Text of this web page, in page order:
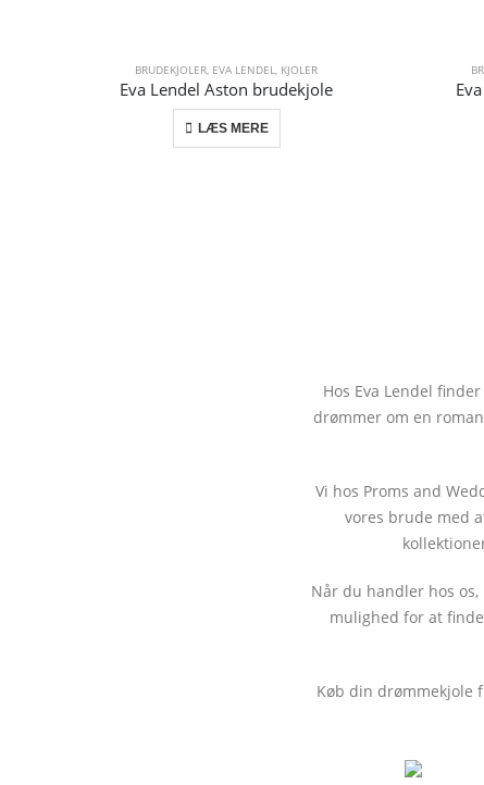
BRUDEKJOLER, EVA LENDEL, KJOLER
Eva Lendel Aston brudekjole
LÆS MERE
Hos Eva Lendel
drømmer om en
Vi hos Proms and
vores brude med
Når du handler hos
mulighed for at
Køb din drømmekjole